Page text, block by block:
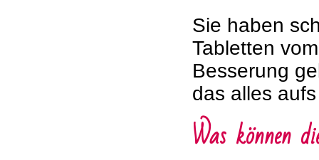
Sie haben
Tabletten
Besserung
das alles
Was können